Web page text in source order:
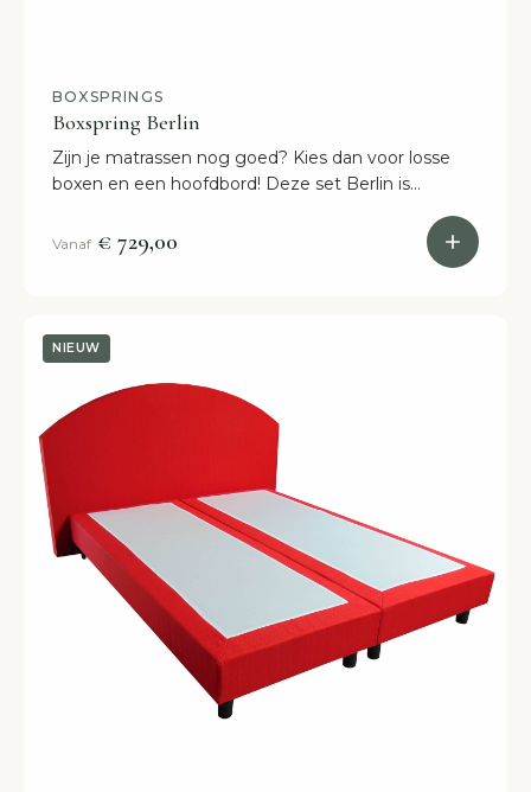
BOXSPRINGS
Boxspring Berlin
Zijn je matrassen nog goed? Kies dan voor losse
boxen en een hoofdbord! Deze set Berlin is
rechte design in elk interieur. Binnen 2 weken in
Vanaf € 729,00
NIEUW